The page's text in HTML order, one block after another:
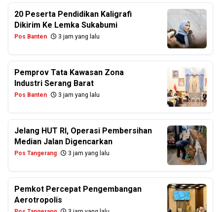
20 Peserta Pendidikan Kaligrafi
Dikirim Ke Lemka Sukabumi
Pos Banten 3 jam yang lalu
Pemprov Tata Kawasan Zona
Industri Serang Barat
Pos Banten 3 jam yang lalu
Jelang HUT RI, Operasi Pembersihan
Median Jalan Digencarkan
Pos Tangerang 3 jam yang lalu
Pemkot Percepat Pengembangan
Aerotropolis